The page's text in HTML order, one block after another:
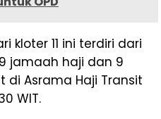
kloter 11 ini terdiri dari
jamaah haji dan 9
Asrama Haji Transit
WIT.